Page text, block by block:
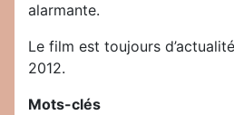
alarmante.
Le film est toujours
2012.
Mots-clés